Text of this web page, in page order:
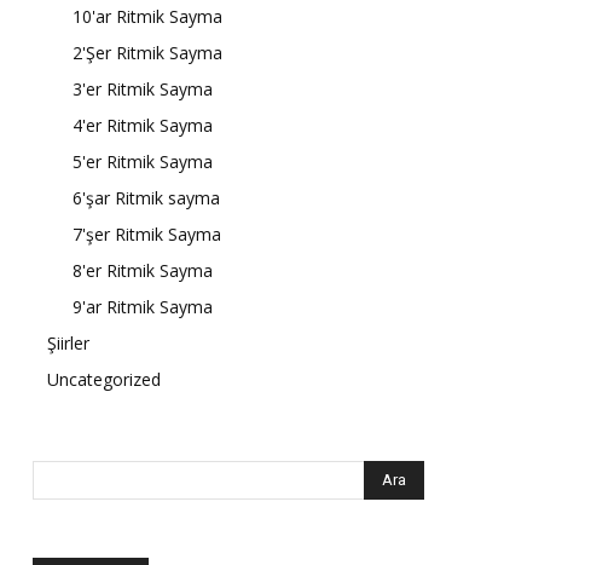
10'ar Ritmik Sayma
2'Şer Ritmik Sayma
3'er Ritmik Sayma
4'er Ritmik Sayma
5'er Ritmik Sayma
6'şar Ritmik sayma
7'şer Ritmik Sayma
8'er Ritmik Sayma
9'ar Ritmik Sayma
Şiirler
Uncategorized